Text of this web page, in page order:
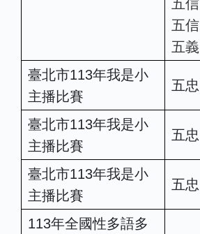
五信
五信
五義
臺北市113年我是小
主播比賽
五忠
臺北市113年我是小
主播比賽
五忠
臺北市113年我是小
主播比賽
五忠
113年全國性多語多